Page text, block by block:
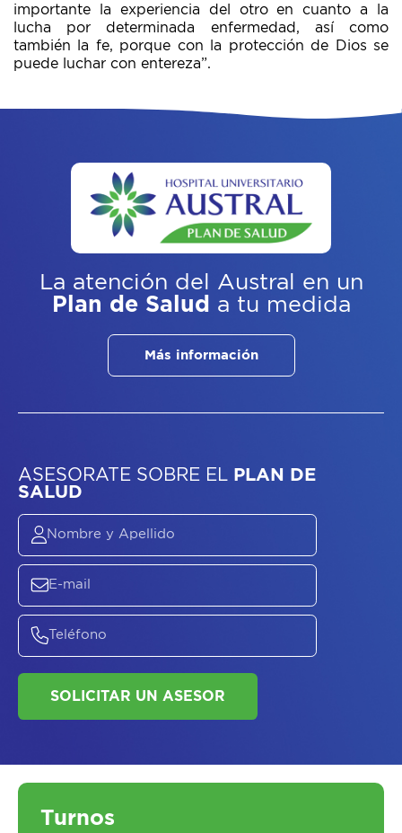
importante la experiencia del otro en cuanto a la
lucha por determinada enfermedad, así como
también la fe, porque con la protección de Dios se
puede luchar con entereza”.
La atención del Austral
en un
Plan de Salud a tu medida
Más información
ASESORATE SOBREELPLAN DE
SALUD
Turnos